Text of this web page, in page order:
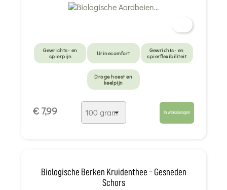
Gewrichts- en
spierpijn
Urinecomfort
Gewrichts- en
spierflexibiliteit
Droge hoest en
keelpijn
€ 7,99 In winkelwagen
Biologische Berken Kruidenthee - Gesneden
Schors